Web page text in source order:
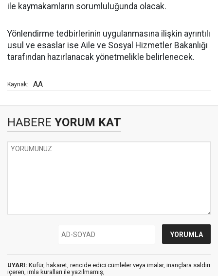
ile kaymakamların sorumluluğunda olacak.
Yönlendirme tedbirlerinin uygulanmasına ilişkin ayrıntılı
usul ve esaslar ise Aile ve Sosyal Hizmetler Bakanlığı
tarafından hazırlanacak yönetmelikle belirlenecek.
Kaynak: AA
HABERE YORUM KAT
UYARI: Küfür, hakaret, rencide edici cümleler veya imalar, inançlara saldırı
içeren, imla kuralları ile yazılmamış,